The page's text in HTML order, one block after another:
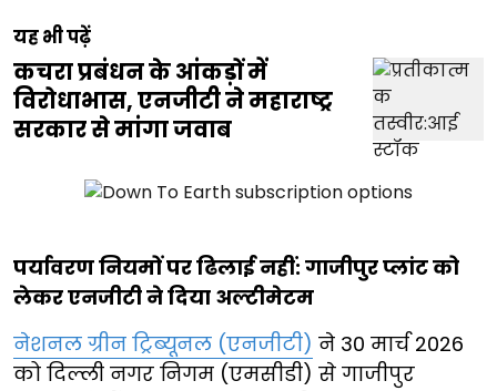
यह भी पढ़ें
कचरा प्रबंधन के आंकड़ों में
विरोधाभास, एनजीटी ने महाराष्ट्र
सरकार से मांगा जवाब
पर्यावरण नियमों पर ढिलाई नहीं: गाजीपुर प्लांट को
लेकर एनजीटी ने दिया अल्टीमेटम
नेशनल ग्रीन ट्रिब्यूनल (एनजीटी) ने 30 मार्च 2026
को दिल्ली नगर निगम (एमसीडी) से गाजीपुर